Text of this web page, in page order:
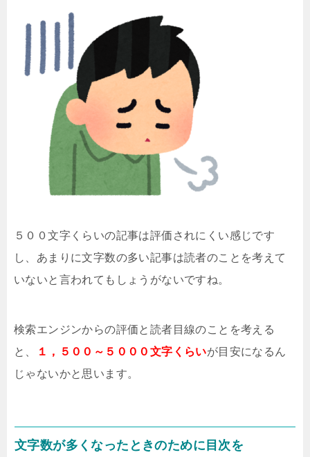
５００文字くらいの記事は評価されにくい感じです
し、あまりに文字数の多い記事は読者のことを考えて
いないと言われてもしょうがないですね。
検索エンジンからの評価と読者目線のことを考える
と、
１，５００～５０００文字 くらいが目安になるん
じゃないかと思います。
文字数が多くなったときのために目次を